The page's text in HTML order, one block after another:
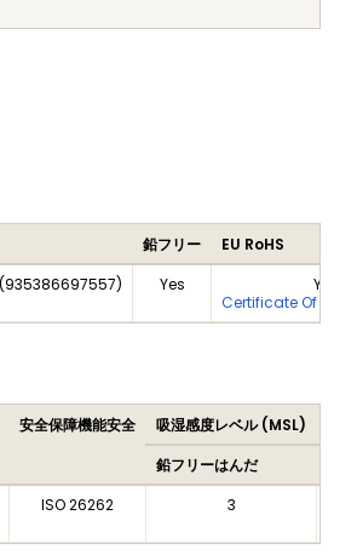
鉛フリー
EU RoHS
(935386697557) Yes
Yes
Certificate Of
安全保障機能安全 吸湿感度レベル (MSL)
鉛フリーはんだ
ISO 26262 3